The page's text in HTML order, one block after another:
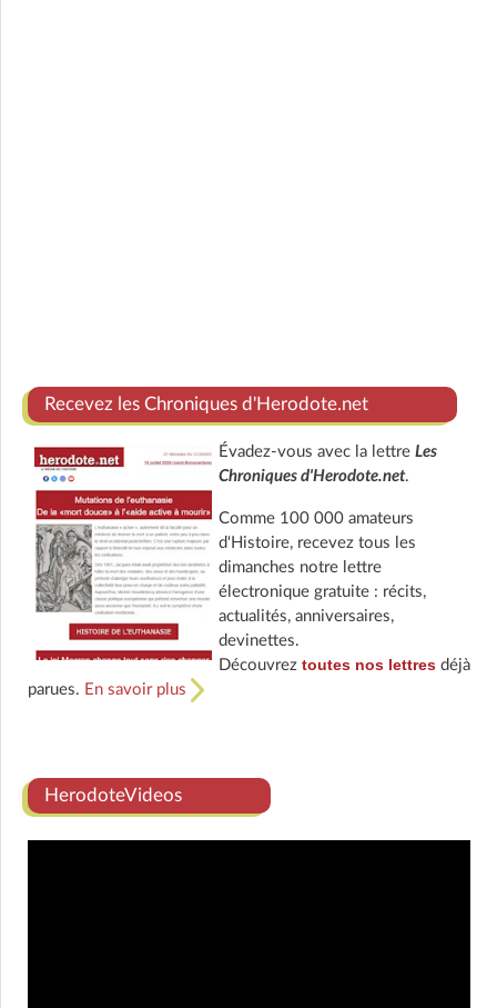
Recevez les Chroniques d'Herodote.net
Évadez-vous avec la lettre Les
Chroniques d'Herodote.net.
Comme 100 000 amateurs
d'Histoire, recevez tous les
dimanches notre lettre
électronique gratuite : récits,
actualités, anniversaires,
devinettes.
Découvrez toutes nos lettresdéjà
parues. En savoir plus
HerodoteVideos